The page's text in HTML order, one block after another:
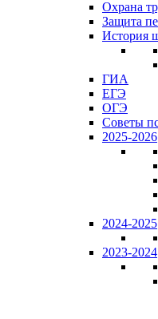
Охрана
Защита
История
ГИА
ЕГЭ
ОГЭ
Советы
2025-2026
2024-2025
2023-2024